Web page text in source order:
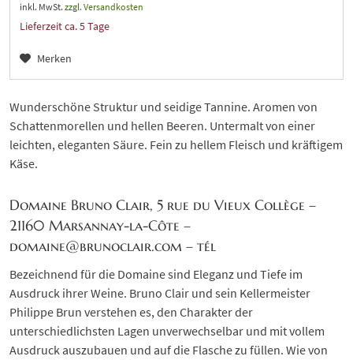
inkl. MwSt. zzgl. Versandkosten
Lieferzeit ca. 5 Tage
Merken
Wunderschöne Struktur und seidige Tannine. Aromen von
Schattenmorellen und hellen Beeren. Untermalt von einer
leichten, eleganten Säure. Fein zu hellem Fleisch und kräftigem
Käse.
Domaine Bruno Clair, 5 rue du Vieux Collège –
21160 Marsannay-la-Côte –
domaine@brunoclair.com – tél
Bezeichnend für die Domaine sind Eleganz und Tiefe im
Ausdruck ihrer Weine. Bruno Clair und sein Kellermeister
Philippe Brun verstehen es, den Charakter der
unterschiedlichsten Lagen unverwechselbar und mit vollem
Ausdruck auszubauen und auf die Flasche zu füllen. Wie von